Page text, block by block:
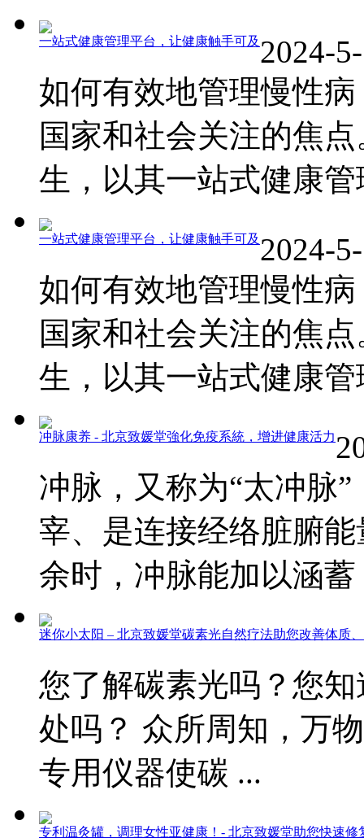
一站式健康管理平台，让健康触手可及 2024-
如何有效地管理慢性
国家和社会关注的焦
生，以其一站式健康
一站式健康管理平台，让健康触手可及 2024-
如何有效地管理慢性
国家和社会关注的焦
生，以其一站式健康管
冲脉康养 - 北京致媛堂強化免疫系統，增进健康活力
冲脉，又称为“太冲脉
宰、是连接经络脏腑
余时，冲脉能加以涵蓄
迷你小太阳 – 北京致媛堂碳素光自然疗法助您改善体质
您了解碳素光吗？您
处吗？ 众所周知，万
专用仪器使碳 ...
专利温灸罐，调理女性亚健康！- 北京致媛堂助您快速